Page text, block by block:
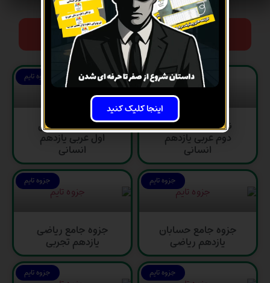
جزوه های دیگر
جزوه تایم
نمونه سوال درس
دوم عربی یازدهم
انسانی
جزوه تایم
نمونه سوال درس
اول عربی یازدهم
انسانی
جزوه تایم
جزوه جامع حسابان
یازدهم ریاضی
جزوه تایم
جزوه جامع ریاضی
یازدهم تجربی
جزوه تایم جزوه تایم
اینجا کلیک کنید